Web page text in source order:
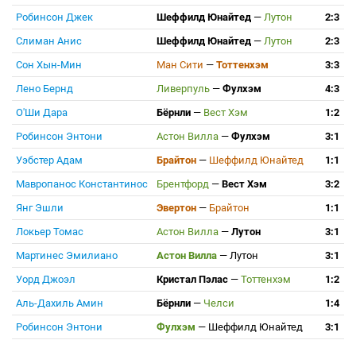
Робинсон Джек
Шеффилд Юнайтед — Лутон
2:3
Слиман Анис
Шеффилд Юнайтед — Лутон
2:3
Сон Хын-Мин
Ман Сити — Тоттенхэм
3:3
Лено Бернд
Ливерпуль — Фулхэм
4:3
О'Ши Дара
Бёрнли — Вест Хэм
1:2
Робинсон Энтони
Астон Вилла — Фулхэм
3:1
Уэбстер Адам
Брайтон — Шеффилд Юнайтед
1:1
Мавропанос Константинос
Брентфорд — Вест Хэм
3:2
Янг Эшли
Эвертон — Брайтон
1:1
Локьер Томас
Астон Вилла — Лутон
3:1
Мартинес Эмилиано
Астон Вилла — Лутон
3:1
Уорд Джоэл
Кристал Пэлас — Тоттенхэм
1:2
Аль-Дахиль Амин
Бёрнли — Челси
1:4
Робинсон Энтони
Фулхэм — Шеффилд Юнайтед
3:1